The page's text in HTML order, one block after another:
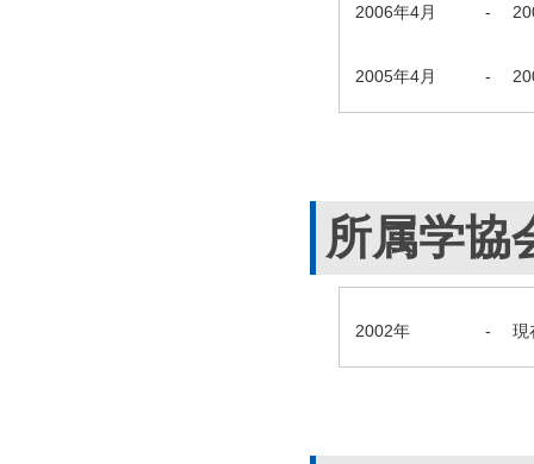
2006年4月 -
2005年4月 -
所属学協
2002年 - 現